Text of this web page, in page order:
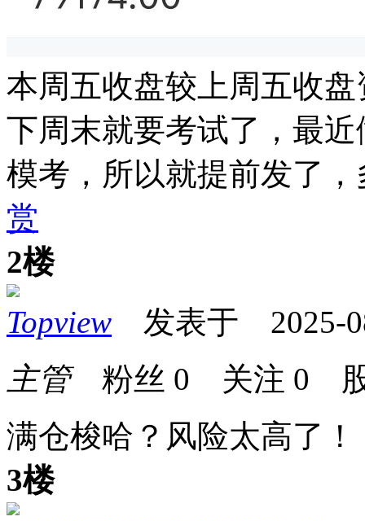
本周五收盘较上周五收
下周末就要考试了，最
模考，所以就提前发了
赏
2楼
Topview 发表于 2025-
主管粉丝 0 关注 0
满仓梭哈？风险太高了！
3楼